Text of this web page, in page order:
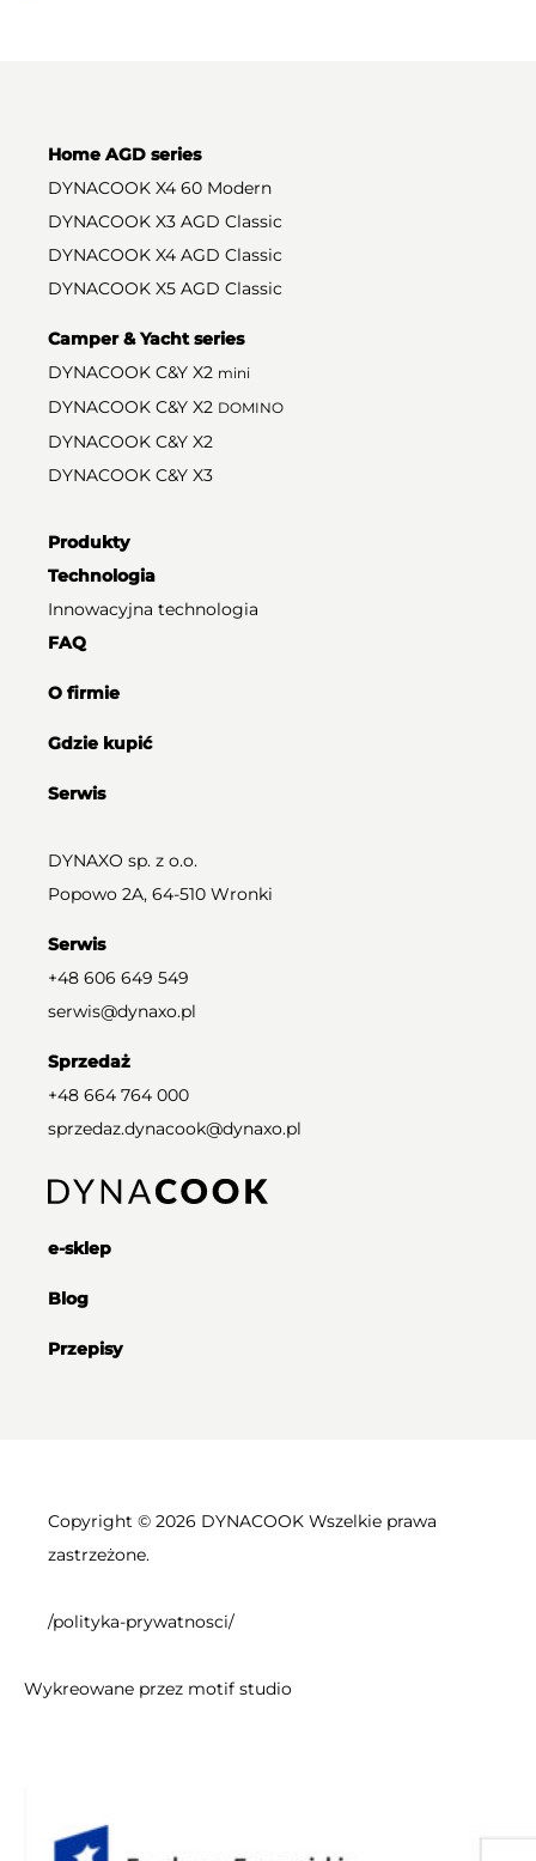
Home AGD series
DYNACOOK X4 60 Modern
DYNACOOK X3 AGD Classic
DYNACOOK X4 AGD Classic
DYNACOOK X5 AGD Classic
Camper & Yacht series
DYNACOOK C&Y X2 mini
DYNACOOK C&Y X2 DOMINO
DYNACOOK C&Y X2
DYNACOOK C&Y X3
Produkty
Technologia
Innowacyjna technologia
FAQ
O firmie
Gdzie kupić
Serwis
DYNAXO sp. z o.o.
Popowo 2A, 64-510 Wronki
Serwis
+48 606 649 549
serwis@dynaxo.pl
Sprzedaż
+48 664 764 000
sprzedaz.dynacook@dynaxo.pl
e-sklep
Blog
Przepisy
Copyright © 2026 DYNACOOK Wszelkie prawa
zastrzeżone.
/polityka-prywatnosci/
Wykreowane przez motif studio